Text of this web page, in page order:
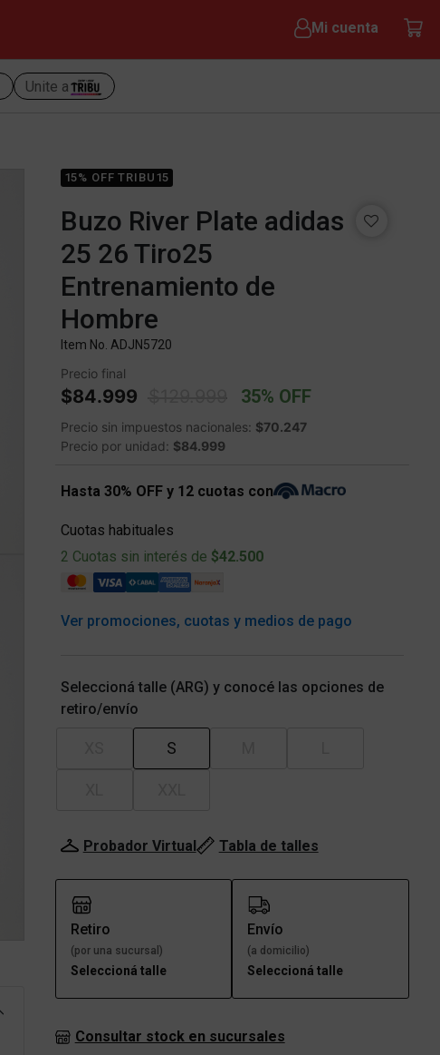
Mi cuenta
Unite a
15% OFF TRIBU15
Buzo River Plate adidas
25 26 Tiro25
Entrenamiento de
Hombre
Item No. ADJN5720
Precio final
$84.999 Price reduced from
$129.999 35% OFF
Precio sin impuestos nacionales: $70.247
Precio por unidad: $84.999
Hasta 30% OFF y 12 cuotas con
Cuotas habituales
2 Cuotas sin interés de $42.500
Ver promociones, cuotas y medios de pago
Seleccioná talle (ARG) y conocé las opciones de
retiro/envío
S
Probador Virtual Tabla de talles
Retiro
(por una sucursal)
Seleccioná talle
Envío
(a domicilio)
Seleccioná talle
Consultar stock en sucursales